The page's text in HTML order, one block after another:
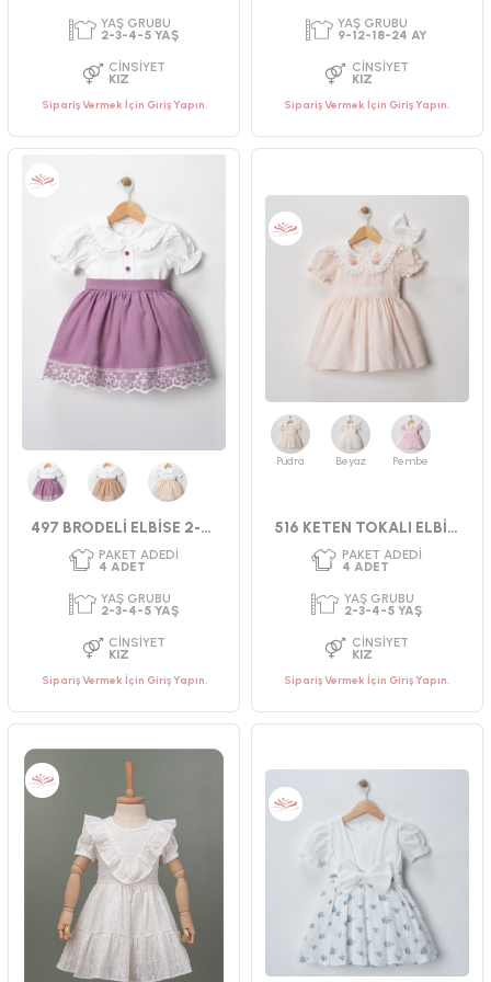
PAKET ADEDI
ADET
YAŞ GRUBU
CINSIYET
KIZ
PAKET ADEDI
ADET
YAŞ GRUBU
CINSIYET
KIZ
4ADET
YAŞ GRUBU
2-3-4-5 YAŞ
CINSIYET
KIZ
Sipariş Vermek İçin Giriş Yapın.
9-12-18-24 AY
CINSIYET
KIZ
Sipariş Vermek İçin Giriş Yapın.
497 BRODELİ ELBİSE 2-5 YAŞ
Sipariş Vermek İçin Giriş Yapın.
Pudra Beyaz Pembe
516 KETEN TOKALI ELBİSE 2-5 YAŞ
Sipariş Vermek İçin Giriş Yapın.